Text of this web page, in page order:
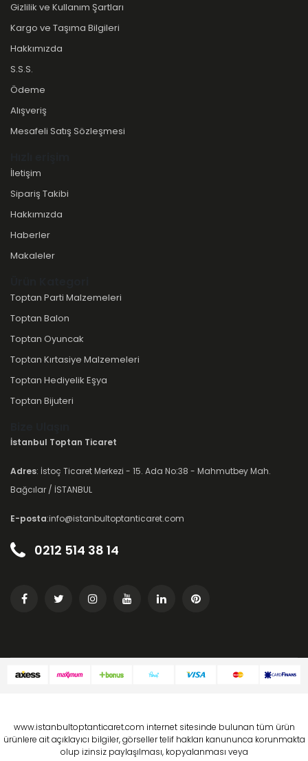
Gizlilik ve Kullanım Şartları
Kargo ve Taşıma Bilgileri
Hakkımızda
S.S.S.
Ödeme
Alışveriş
Mesafeli Satış Sözleşmesi
İletişim
Sipariş Takibi
Hakkımızda
Haberler
Makaleler
Toptan Parti Malzemeleri
Toptan Balon
Toptan Oyuncak
Toptan Kırtasiye Malzemeleri
Toptan Hediyelik Eşya
Toptan Bijuteri
İstanbul Toptan Ticaret
Adres: İstoç Ticaret Merkezi - 15. Ada No:38 - Mahmutbey Mah.
Bağcılar / İSTANBUL
E-posta:info@istanbultoptanticaret.com
0212 514 38 14
www.istanbultoptanticaret.com internet sitesinde bulunan tüm ürün
ürünlere ait açıklayıcı bilgiler, görseller telif hakları kanununca korunmakta
olup izinsiz paylaşılması, kopyalanması veya